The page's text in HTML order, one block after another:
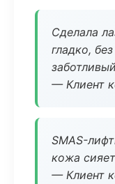
Сделала
гладко,
— Клиент
SMAS-
кожа
— Клиент